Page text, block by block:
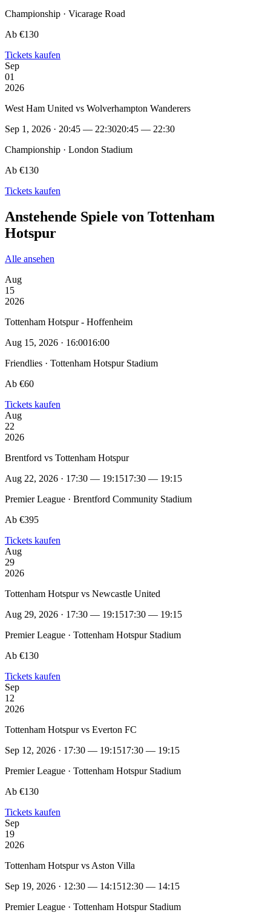
Championship · Vicarage Road
Ab €130
Tickets kaufen
Sep
01
2026
West Ham United vs Wolverhampton Wanderers
Sep 1, 2026 · 20:45 — 22:3020:45 — 22:30
Championship · London Stadium
Ab €130
Tickets kaufen
Anstehende Spiele von Tottenham
Hotspur
Alle ansehen
Aug
15
2026
Tottenham Hotspur - Hoffenheim
Aug 15, 2026 · 16:0016:00
Friendlies · Tottenham Hotspur Stadium
Ab €60
Tickets kaufen
Aug
22
2026
Brentford vs Tottenham Hotspur
Aug 22, 2026 · 17:30 — 19:1517:30 — 19:15
Premier League · Brentford Community Stadium
Ab €395
Tickets kaufen
Aug
29
2026
Tottenham Hotspur vs Newcastle United
Aug 29, 2026 · 17:30 — 19:1517:30 — 19:15
Premier League · Tottenham Hotspur Stadium
Ab €130
Tickets kaufen
Sep
12
2026
Tottenham Hotspur vs Everton FC
Sep 12, 2026 · 17:30 — 19:1517:30 — 19:15
Premier League · Tottenham Hotspur Stadium
Ab €130
Tickets kaufen
Sep
19
2026
Tottenham Hotspur vs Aston Villa
Sep 19, 2026 · 12:30 — 14:1512:30 — 14:15
Premier League · Tottenham Hotspur Stadium